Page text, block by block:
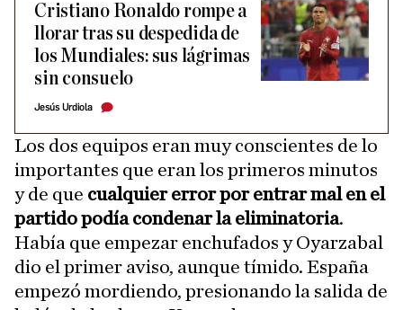
Cristiano Ronaldo rompe a
llorar tras su despedida de
los Mundiales: sus lágrimas
sin consuelo
Jesús Urdiola
Los dos equipos eran muy conscientes de lo
importantes que eran los primeros minutos
y de que cualquier error por entrar mal en el
partido podía condenar la eliminatoria.
Había que empezar enchufados y Oyarzabal
dio el primer aviso, aunque tímido. España
empezó mordiendo, presionando la salida de